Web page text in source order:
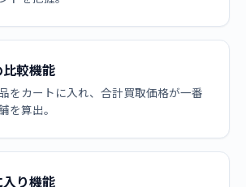
比較機能
をカートに入れ、合計買取価格が一番
を算出。
り機能